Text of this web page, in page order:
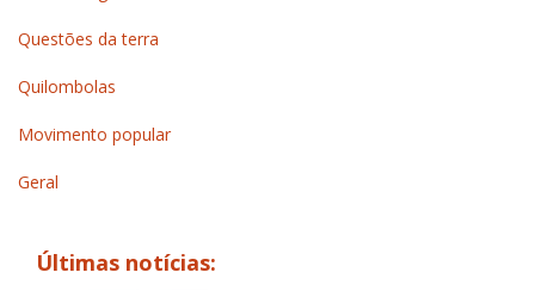
Questões da terra
Quilombolas
Movimento popular
Geral
Últimas notícias: